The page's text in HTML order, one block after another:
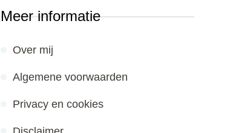
Meer informatie
Over mij
Algemene voorwaarden
Privacy en cookies